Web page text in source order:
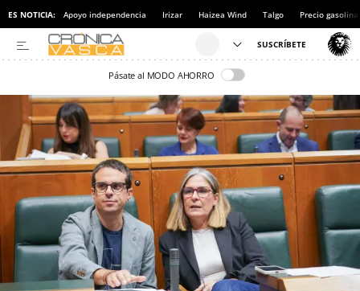
ES NOTICIA: Apoyo independencia Irizar Haizea Wind Talgo Precio gasolina
Pásate al MODO AHORRO